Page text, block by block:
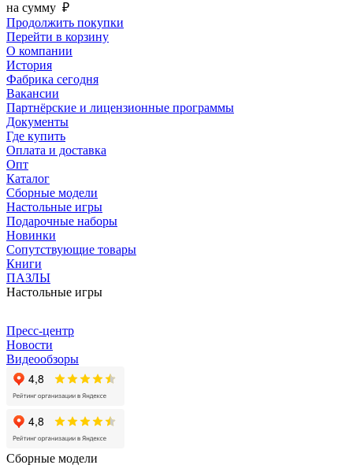
на сумму ₽
Продолжить покупки
Перейти в корзину
О компании
История
Фабрика сегодня
Вакансии
Партнёрские и лицензионные программы
Документы
Где купить
Оплата и доставка
Опт
Каталог
Сборные модели
Настольные игры
Подарочные наборы
Новинки
Сопутствующие товары
Книги
ПАЗЛЫ
Настольные игры
Пресс-центр
Новости
Видеообзоры
Сборные модели